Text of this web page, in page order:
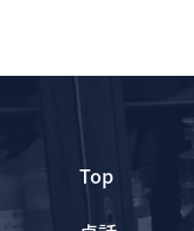
Top